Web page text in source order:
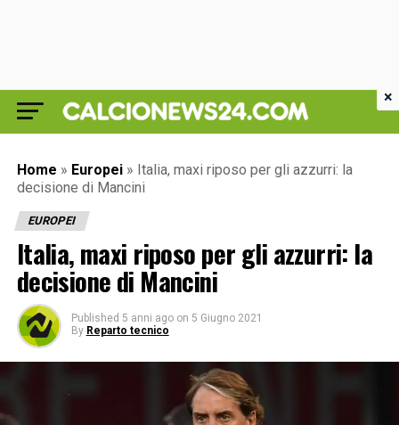
Home » Europei » Italia, maxi riposo per gli azzurri: la
decisione di Mancini
EUROPEI
Italia, maxi riposo per gli azzurri: la
decisione di Mancini
Published 5 anni ago on 5 Giugno 2021
By Reparto tecnico
×